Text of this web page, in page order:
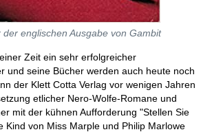
der englischen Ausgabe von Gambit
Zeit ein sehr erfolgreicher
und seine Bücher werden auch heute noch
der Klett Cotta Verlag vor wenigen Jahren
etlicher Nero-Wolfe-Romane und
mit der kühnen Aufforderung "Stellen Sie
Kind von Miss Marple und Philip Marlowe